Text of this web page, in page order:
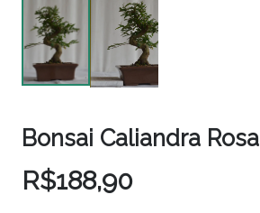
Bonsai Caliandra Rosa
R$188,90